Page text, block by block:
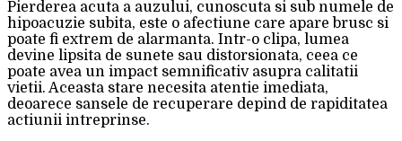
Pierderea acuta a auzului, cunoscuta si sub numele de
hipoacuzie subita, este o afectiune care apare brusc si
poate fi extrem de alarmanta. Intr-o clipa, lumea
devine lipsita de sunete sau distorsionata, ceea ce
poate avea un impact semnificativ asupra calitatii
vietii. Aceasta stare necesita atentie imediata,
deoarece sansele de recuperare depind de rapiditatea
actiunii intreprinse.